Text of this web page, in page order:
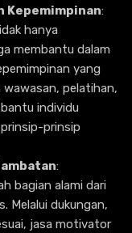
Kepemimpinan:
hanya
membantu dalam
yang
wawasan, pelatihan,
individu
prinsip
:
bagian alami dari
Melalui dukungan,
jasa motivator